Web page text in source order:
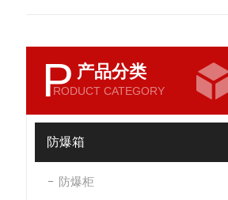
P 产品分类
RODUCT CATEGORY
防爆箱
防爆柜